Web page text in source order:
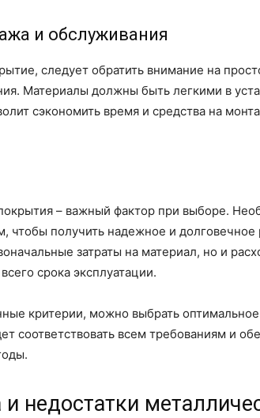
и обслуживания
следует обратить внимание на
Материалы должны быть легкими в
сэкономить время и средства на
– важный фактор при выборе.
чтобы получить надежное и
затраты на материал, но и
срока эксплуатации.
критерии, можно выбрать
соответствовать всем требованиям и
недостатки